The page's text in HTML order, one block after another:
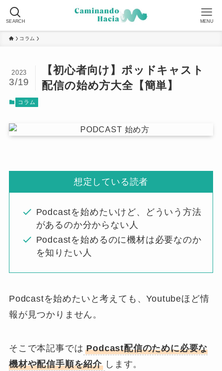
SEARCH MENU
コラム
【初心者向け】ポッドキャスト
配信の始め方大全【簡単】
2023
3/19
コラム
想定している読者
Podcastを始めたいけど、どういう方法
があるのか分からない人
Podcastを始めるのに機材は必要なのか
を知りたい人
Podcastを始めたいと考えても、Youtubeほど情
報が見つかりません。
そこで本記事では Podcast配信のために必要な
機材や配信手順を紹介 します。